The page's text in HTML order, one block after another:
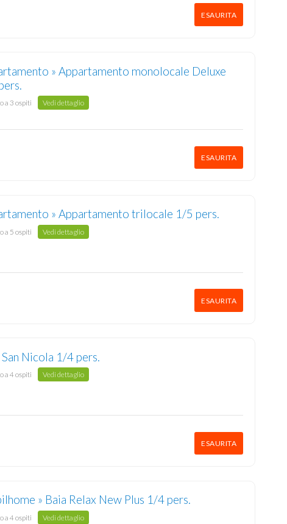
ESAURITA
» Appartamento monolocale Deluxe
a 3 ospiti Vedi dettaglio
ESAURITA
» Appartamento trilocale 1/5 pers.
a 5 ospiti Vedi dettaglio
ESAURITA
San Nicola 1/4 pers.
a 4 ospiti Vedi dettaglio
ESAURITA
» Baia Relax New Plus 1/4 pers.
a 4 ospiti Vedi dettaglio